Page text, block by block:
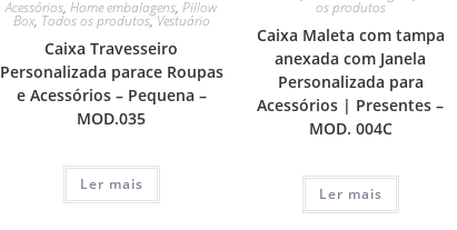
Acessórios,Home embalagens,Pillow
Box, Todos os produtos,Vestuário
Caixa Travesseiro
Personalizada parace Roupas
e Acessórios – Pequena –
MOD.035
Ler mais
os produtos
Caixa Maleta com tampa
anexada com Janela
Personalizada para
Acessórios | Presentes –
MOD. 004C
Ler mais